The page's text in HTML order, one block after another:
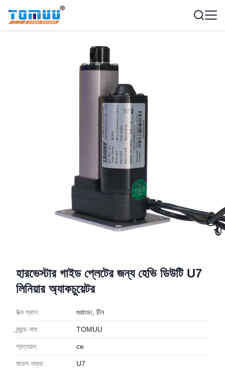
হারভেস্টার গাইড প্লেটের জন্য হেভি ডিউটি ​​U7
লিনিয়ার অ্যাকচুয়েটর
উত্স স্থান: গুয়াংডং, চীন
ব্র্যান্ড নাম: TOMUU
প্রত্যয়ন: ce
মডেল নম্বর: U7